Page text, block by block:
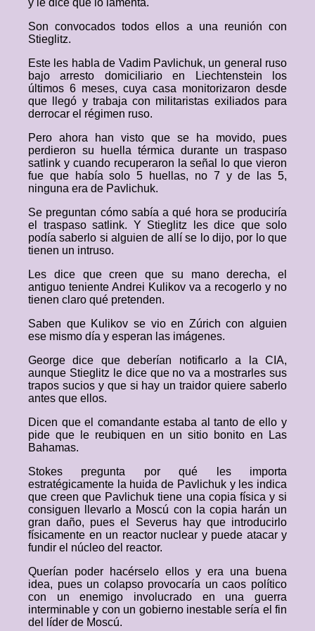
y le dice que lo lamenta.
Son convocados todos ellos a una reunión con
Stieglitz.
Este les habla de Vadim Pavlichuk, un general ruso
bajo arresto domiciliario en Liechtenstein los
últimos 6 meses, cuya casa monitorizaron desde
que llegó y trabaja con militaristas exiliados para
derrocar el régimen ruso.
Pero ahora han visto que se ha movido, pues
perdieron su huella térmica durante un traspaso
satlink y cuando recuperaron la señal lo que vieron
fue que había solo 5 huellas, no 7 y de las 5,
ninguna era de Pavlichuk.
Se preguntan cómo sabía a qué hora se produciría
el traspaso satlink. Y Stieglitz les dice que solo
podía saberlo si alguien de allí se lo dijo, por lo que
tienen un intruso.
Les dice que creen que su mano derecha, el
antiguo teniente Andrei Kulikov va a recogerlo y no
tienen claro qué pretenden.
Saben que Kulikov se vio en Zúrich con alguien
ese mismo día y esperan las imágenes.
George dice que deberían notificarlo a la CIA,
aunque Stieglitz le dice que no va a mostrarles sus
trapos sucios y que si hay un traidor quiere saberlo
antes que ellos.
Dicen que el comandante estaba al tanto de ello y
pide que le reubiquen en un sitio bonito en Las
Bahamas.
Stokes pregunta por qué les importa
estratégicamente la huida de Pavlichuk y les indica
que creen que Pavlichuk tiene una copia física y si
consiguen llevarlo a Moscú con la copia harán un
gran daño, pues el Severus hay que introducirlo
físicamente en un reactor nuclear y puede atacar y
fundir el núcleo del reactor.
Querían poder hacérselo ellos y era una buena
idea, pues un colapso provocaría un caos político
con un enemigo involucrado en una guerra
interminable y con un gobierno inestable sería el fin
del líder de Moscú.